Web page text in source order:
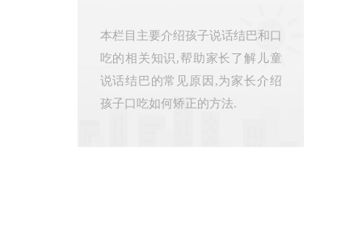
本栏目主要介绍孩子说话结巴和口
吃的相关知识,帮助家长了解儿童
说话结巴的常见原因,为家长介绍
孩子口吃如何矫正的方法.